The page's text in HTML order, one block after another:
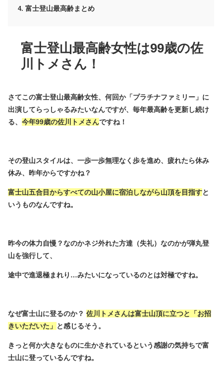
富士登山最高齢まとめ
富士登山最高齢女性は99歳の佐
川トメさん！
さてこの富士登山最高齢女性、何回か「プラチナファミリー」に
出演してらっしゃるみたいなんですが、毎年最高齢を更新し続け
る、 今年99歳の佐川トメさんですね！
その登山スタイルは、一歩一歩無理なく歩を進め、疲れたら休み
休み、昨年からですかね？
富士山五合目からすべての山小屋に宿泊しながら山頂を目指すと
いうものなんですね。
昨今の体力自慢？なのかネジ外れた方達（失礼）なのかが弾丸登
山を強行して、
途中で進退極まれり…みたいになっているのとは対極ですね。
なぜ富士山に登るのか？ 佐川トメさんは富士山頂に立つと「お招
きいただいた」 と感じるそう。
きっと何か大きなものに生かされているという感謝の気持ちで富
士山に登っているんですね。